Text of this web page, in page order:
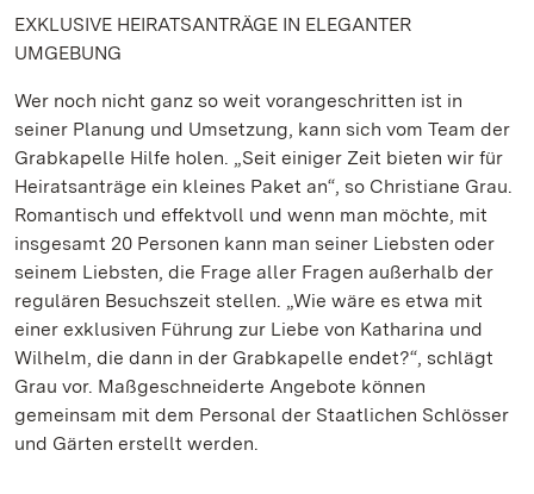
EXKLUSIVE HEIRATSANTRÄGE IN ELEGANTER
UMGEBUNG
Wer noch nicht ganz so weit vorangeschritten ist in
seiner Planung und Umsetzung, kann sich vom Team der
Grabkapelle Hilfe holen. „Seit einiger Zeit bieten wir für
Heiratsanträge ein kleines Paket an“, so Christiane Grau.
Romantisch und effektvoll und wenn man möchte, mit
insgesamt 20 Personen kann man seiner Liebsten oder
seinem Liebsten, die Frage aller Fragen außerhalb der
regulären Besuchszeit stellen. „Wie wäre es etwa mit
einer exklusiven Führung zur Liebe von Katharina und
Wilhelm, die dann in der Grabkapelle endet?“, schlägt
Grau vor. Maßgeschneiderte Angebote können
gemeinsam mit dem Personal der Staatlichen Schlösser
und Gärten erstellt werden.